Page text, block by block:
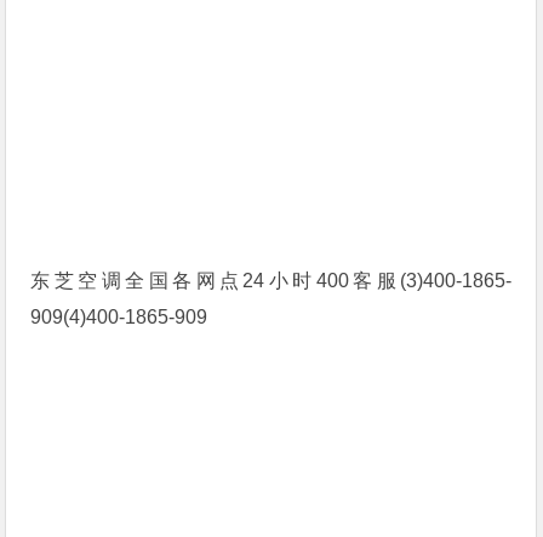
东芝空调全国各网点24小时400客服(3)400-1865-
909(4)400-1865-909